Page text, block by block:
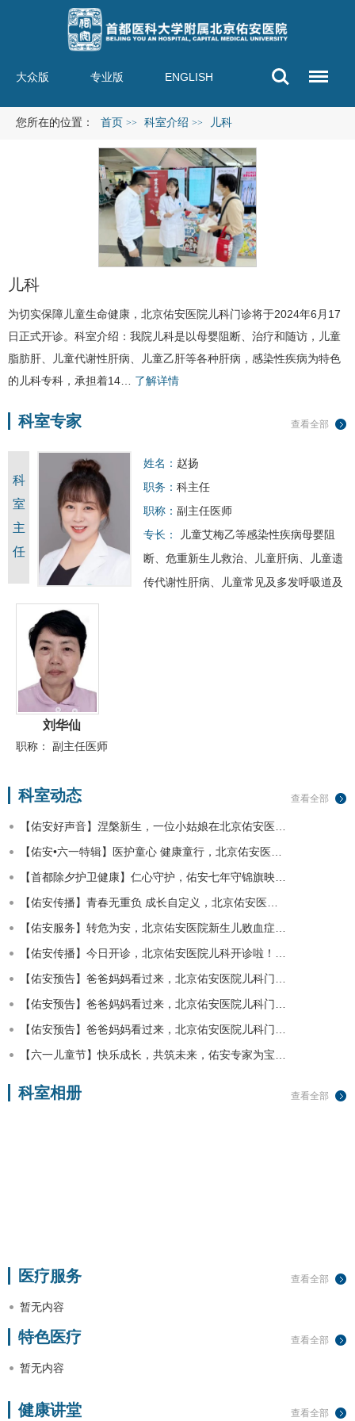
大众版 专业版 ENGLISH
您所在的位置： 首页 >> 科室介绍 >> 儿科
儿科
为切实保障儿童生命健康，北京佑安医院 儿科门诊将于2024年6月17
日正式开诊。科室介绍：我院儿科是以母婴阻断、治疗和随访，儿童
脂肪肝 、儿童代谢性肝病、儿童乙肝等各种肝病，感染性疾病为特色
的儿科专科，承担着14… 了解详情
查看全部
科室专家
科
室
主
任
姓名： 赵扬
职务： 科主任
职称： 副主任医师
专长：
儿童艾梅乙等感染性疾病母婴阻
断、危重新生儿救治、儿童肝病、儿童遗
传代谢性肝病、儿童常见及多发呼吸道及
刘华仙
职称： 副主任医师
查看全部
科室动态
【佑安好声音】涅槃新生，一位小姑娘在北京佑安医…
【佑安•六一特辑】医护童心 健康童行，北京佑安医…
【首都除夕护卫健康】仁心守护，佑安七年守锦旗映…
【佑安传播】青春无重负 成长自定义，北京佑安医…
【佑安服务】转危为安，北京佑安医院新生儿败血症…
【佑安传播】今日开诊，北京佑安医院儿科开诊啦！…
【佑安预告】爸爸妈妈看过来，北京佑安医院儿科门…
【佑安预告】爸爸妈妈看过来，北京佑安医院儿科门…
【佑安预告】爸爸妈妈看过来，北京佑安医院儿科门…
【六一儿童节】快乐成长，共筑未来，佑安专家为宝…
查看全部
科室相册
查看全部
医疗服务
暂无内容
查看全部
特色医疗
暂无内容
查看全部
健康讲堂